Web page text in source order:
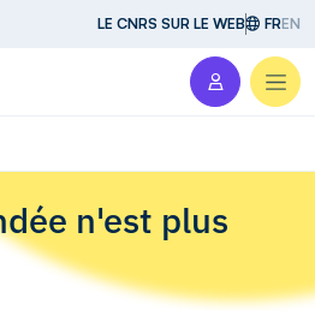
LE CNRS SUR LE WEB FREN
n'est plus